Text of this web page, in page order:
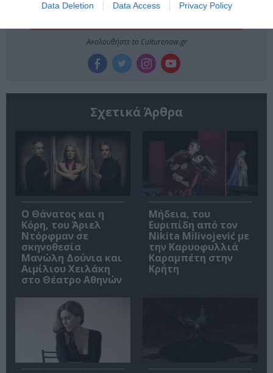
Data Deletion Data Access Privacy Policy
Ακολουθήστε το Culturenow.gr
Σχετικά Άρθρα
Ο Θάνατος και η
Κόρη, του Άριελ
Ντόρφμαν σε
σκηνοθεσία
Μανώλη Δούνια και
Αιμίλιου Χειλάκη
στο Θέατρο Αθηνών
Μήδεια, του
Ευριπίδη από τον
Nikita Milivojević με
την Καρυοφυλλιά
Καραμπέτη στην
Κρήτη